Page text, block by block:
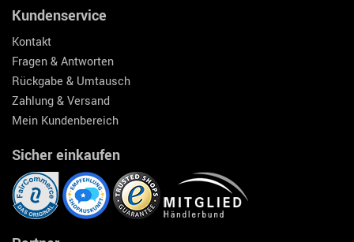
Kundenservice
Kontakt
Fragen & Antworten
Rückgabe & Umtausch
Zahlung & Versand
Mein Kundenbereich
Sicher einkaufen